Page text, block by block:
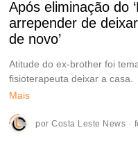
Após eliminação do
arrepender de
de novo’
Atitude do ex-brother foi
fisioterapeuta deixar a casa.
Mais
porCosta Leste News